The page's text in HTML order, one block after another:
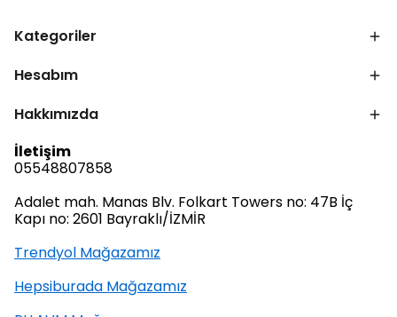
Kategoriler
Hesabım
Hakkımızda
İletişim
05548807858
Adalet mah. Manas Blv. Folkart Towers no: 47B İç
Kapı no: 2601 Bayraklı/İZMİR
Trendyol Mağazamız
Hepsiburada Mağazamız